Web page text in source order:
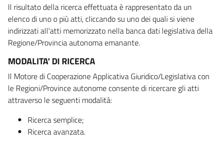
Il risultato della ricerca effettuata è rappresentato da un
elenco di uno o più atti, cliccando su uno dei quali si viene
indirizzati all'atti memorizzato nella banca dati legislativa della
Regione/Provincia autonoma emanante.
MODALITA' DI RICERCA
Il Motore di Cooperazione Applicativa Giuridico/Legislativa con
le Regioni/Province autonome consente di ricercare gli atti
attraverso le seguenti modalità:
Ricerca semplice;
Ricerca avanzata.